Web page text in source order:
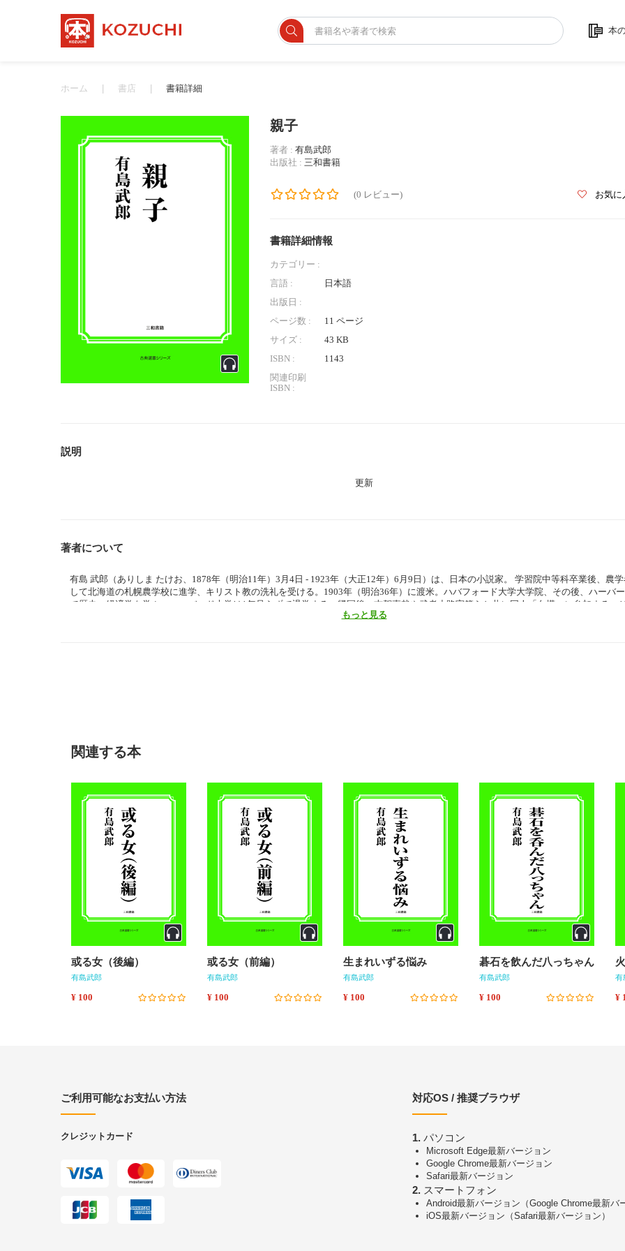
本
ホーム 書店 書籍詳細
親子
著者 : 有島武郎
出版社 : 三和書籍
(0 レビュー) お気に
書籍詳細情報
カテゴリー :
言語 :
日本語
出版日 :
ページ数 :
11 ページ
サイズ :
43 KB
ISBN :
1143
関連印刷
ISBN :
説明
更新
著者について
有島 武郎（ありしま たけお、1878年（明治11年）3月4日 - 1923年（大正12年）6月9日）は、日本の小説家。 学習院中等科卒業後、農
して北海道の札幌農学校に進学、キリスト教の洗礼を受ける。1903年（明治36年）に渡米。ハバフォード大学大学院、その後、ハーバ
で歴史・経済学を学ぶ。ハーバード大学は1年足らずで退学する。帰国後、志賀直哉や武者小路実篤らと共に同人「白樺」に参加する。
軽井沢の別荘（浄月荘）で波多野秋子と心中した。 長男・行光（ゆきみつ）は、俳優の森雅之。 代表作に『カインの末裔』『或る女』や
もっと見る
関連する本
或る女（後編）
有島武郎
¥ 100
或る女（前編）
有島武郎
¥ 100
生まれいずる悩み
有島武郎
¥ 100
碁石を飲んだ八っちゃん
有島武郎
¥ 100
有
¥
ご利用可能なお支払い方法
クレジットカード
対応OS / 推奨ブラウザ
1.パソコン
Microsoft Edge最新バージョン
Google Chrome最新バージョン
Safari最新バージョン
2.スマートフォン
Android最新バージョン（Google Chrome最新バ
iOS最新バージョン（Safari最新バージョン）